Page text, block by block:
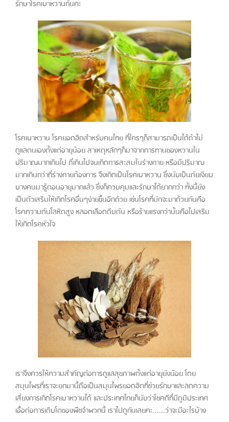
รักษาโรคเบาหวานกันคะ
โรคเบาหวาน โรคยอดฮิตสำหรับคนไทย ที่ใครๆก็สามารถเป็นได้ถ้าไม่
ดูแลตนเองตั้งแต่อายุน้อย สาเหตุหลักๆก็มาจากการทานของหวานใน
ปริมาณมากเกินไป ถี่เกินไปจนเกิดการสะสมในร่างกาย หรือมีปริมาณ
มากเกินกว่าที่ร่างกายต้องการ จึงเกิดเป็นโรคเบาหวาน ซึ่งนับเป็นภัยเงียบ
บางคนมารู้ตอนอายุมากแล้ว ซึ่งก็ควบคุมและรักษาได้ยากกว่า ทั้งนี้ยัง
เป็นตัวเสริมให้เกิดโรคอื่นๆง่ายขึ้นอีกด้วย เช่นโรคที่มักจะมาด้วยกันคือ
โรคความดันโลหิตสูง หลอดเลือดตีบตัน หรือร้ายแรงกว่านั้นคือไปเสริม
ให้เกิดโรคหัวใจ
เราจึงควรให้ความสำคัญต่อการดูแลสุขภาพตั้งแต่อายุยังน้อย โดย
สมุนไพรที่เราจะยกมานี้ถือเป็นสมุนไพรยอดฮิตที่ช่วยรักษาและลดความ
เสี่ยงการเกิดโรคเบาหวานได้ และประเทศไทยก็นับว่าโชคดีที่มีภูมิประเทศ
เอื้อต่อการเติบโตของพืชจำพวกนี้ เราไปดูกันเลยคะ......ว่าจะมีอะไรบ้าง